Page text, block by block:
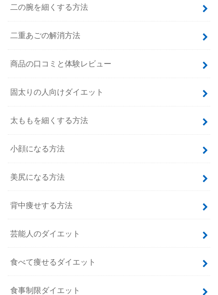
二の腕を細くする方法
二重あごの解消方法
商品の口コミと体験レビュー
固太りの人向けダイエット
太ももを細くする方法
小顔になる方法
美尻になる方法
背中痩せする方法
芸能人のダイエット
食べて痩せるダイエット
食事制限ダイエット